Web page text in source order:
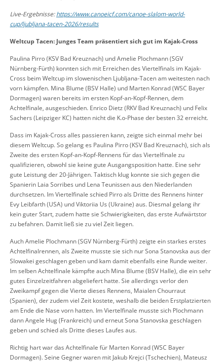
Live-Ergebnisse:https://www.canoeicf.com/canoe-slalom-world-
cup/ljubljana-tacen-2026/results
Weltcup Tacen: Junges Team präsentiert sich gut im Kajak-Cross
Paulina Pirro (KSV Bad Kreuznach) und Amelie Plochmann (SGV
Nürnberg-Fürth) konnten sich mit Erreichen des Viertelfinals im Kajak-
Cross beim Weltcup im slowenischen Ljubljana-Tacen am weitesten nach
vorn kämpfen. Mina Blume (BSV Halle) und Marten Konrad (WSC Bayer
Dormagen) waren bereits im ersten Kopf-an-Kopf-Rennen, dem
Achtelfinale, ausgeschieden. Enrico Dietz (RKV Bad Kreuznach) und Felix
Sachers (Leipziger KC) hatten nicht die K.o-Phase der besten 32 erreicht.
Dass im Kajak-Cross alles passieren kann, zeigte sich einmal mehr bei
diesem Weltcup. So gelang es Paulina Pirro (KSV Bad Kreuznach), sich als
Zweite des ersten Kopf-an-Kopf-Rennens für das Viertelfinale zu
qualifizieren, obwohl sie keine gute Ausgangsposition hatte. Eine sehr
gute Leistung der 20-Jährigen. Taktisch klug konnte sie sich gegen die
Spanierin Laia Sorribes und Lena Teunissen aus den Niederlanden
durchsetzen. Im Viertelfinale schied Pirro als Dritte des Rennens hinter
Evy Leibfarth (USA) und Viktoriia Us (Ukraine) aus. Diesmal gelang ihr
kein guter Start, zudem hatte sie Schwierigkeiten, das erste Aufwärtstor
zu befahren. Damit ließ sie zu viel Zeit liegen.
Auch Amelie Plochmann (SGV Nürnberg-Fürth) zeigte ein starkes erstes
Achtelfinalrennen, als Zweite musste sie sich nur Sona Stanovska aus der
Slowakei geschlagen geben und kam damit ebenfalls eine Runde weiter.
Im selben Achtelfinale kämpfte auch Mina Blume (BSV Halle), die ein sehr
gutes Einzelzeitfahren abgeliefert hatte. Sie allerdings verlor den
Zweikampf gegen die Vierte dieses Rennens, Maialen Chourraut
(Spanien), der zudem viel Zeit kostete, weshalb die beiden Erstplatzierten
am Ende die Nase vorn hatten. Im Viertelfinale musste sich Plochmann
dann Angele Hug (Frankreich) und erneut Sona Stanovska geschlagen
geben und schied als Dritte dieses Laufes aus.
Richtig hart war das Achtelfinale für Marten Konrad (WSC Bayer
Dormagen). Seine Gegner waren mit Jakub Krejci (Tschechien), Mateusz